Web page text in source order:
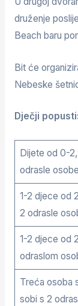
druženje
Beach baru
Bit će
Nebeske
Dječji popusti:
Dijete od 0-
odrasle osobe
1-2 djece od
2 odrasle
1-2 djece od
odraslom
Treća osoba
sobi s 2